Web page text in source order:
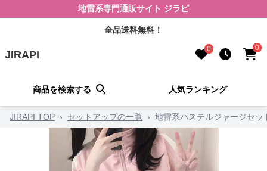
地雷系専門通販サイト ジラピ
全品送料無料！
JIRAPI 0 0
商品を検索する 人気ランキング
JIRAPI TOP › セットアップの一覧 › 地雷系パステルジャージセッ